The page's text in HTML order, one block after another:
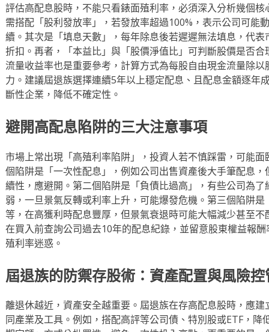
評估高配息股時，不能只看錶面殖利率，必須深入分析幾個
需搭配「股利發放率」，若發放率超過100%，表示公司可能
續。其次是「填息天數」，每年除息後若遲遲無法填息，代
折扣。再者，「本益比」與「股價淨值比」可判斷股價是否
流量收益率也是重要參考，計算方式為每股自由現金流量除
力。建議屆退族選擇連續5年以上穩定配息、且配息金額逐年
斷性企業，降低不確定性。
避開高配息陷阱的三大注意事項
市場上常出現「高殖利率陷阱」，投資人若不慎踩雷，可能
個陷阱是「一次性配息」，例如公司出售資產後大手筆配息
續性，應避開。第二個陷阱是「負債比過高」，有些公司為
弱，一旦景氣反轉或利率上升，可能爆發危機。第三個陷阱
等，在高獲利時配息豐厚，但景氣衰退時可能大幅減少甚至
在買入前查詢公司過去10年的配息紀錄，並留意股東權益報
殖利率迷惑。
屆退族的防禦存股術：資產配置與風險控
離退休越近，資產安全越重要。屆退族在存高配息股時，應
同產業及工具。例如，搭配高評等公司債、特別股或ETF，降